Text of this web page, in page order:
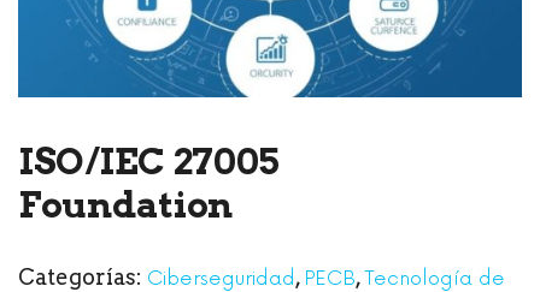
ISO/IEC 27005
Foundation
Categorías: Ciberseguridad , PECB,Tecnología de